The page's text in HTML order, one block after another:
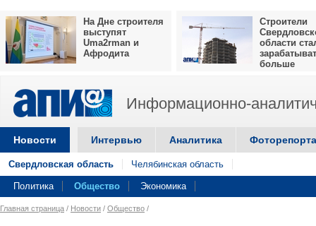
На Дне строителя
выступят
Uma2rman и
Афродита
Строители
области
больше
Информационно-
Новости Интервью Аналитика
Свердловская область Челябинская область
Политика Общество Экономика
Главная страница / Новости / Общество /